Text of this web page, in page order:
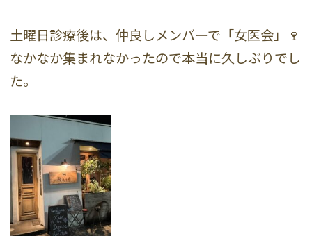
土曜日診療後は、仲良しメンバーで「女医会」🍷
なかなか集まれなかったので本当に久しぶりでし
た。